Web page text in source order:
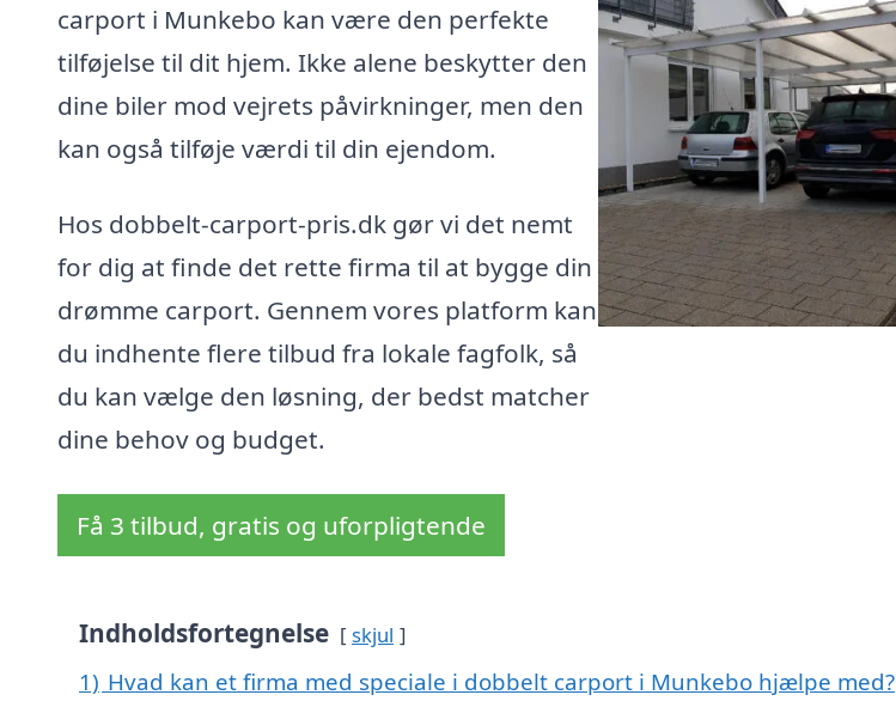
carport i Munkebo kan være den perfekte
tilføjelse til dit hjem. Ikke alene beskytter den
dine biler mod vejrets påvirkninger, men den
kan også tilføje værdi til din ejendom.
Hos dobbelt-carport-pris.dk gør vi det nemt
for dig at finde det rette firma til at bygge din
drømme carport. Gennem vores platform kan
du indhente flere tilbud fra lokale fagfolk, så
du kan vælge den løsning, der bedst matcher
dine behov og budget.
Få 3 tilbud, gratis og uforpligtende
Indholdsfortegnelse skjul
1) Hvad kan et firma med speciale i dobbelt carport i Munkebo hjælpe med?